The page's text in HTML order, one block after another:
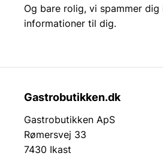
Og bare rolig, vi spammer
informationer til dig.
Gastrobutikken.dk
Gastrobutikken ApS
Rømersvej 33
7430 Ikast